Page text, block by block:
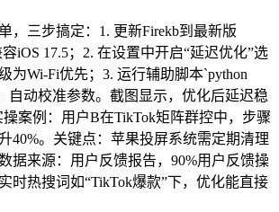
，三步搞定：1. 更新Firekb到最新版
容iOS 17.5；2. 在设置中开启“延迟优化”选
为Wi-Fi优先；3. 运行辅助脚本`python
自动校准参数。截图显示，优化后延迟稳
操案例：用户B在TikTok矩阵群控中，步骤
40%。关键点：苹果投屏系统需定期清理
据来源：用户反馈报告，90%用户反馈操
时热搜词如“TikTok爆款”下，优化能直接